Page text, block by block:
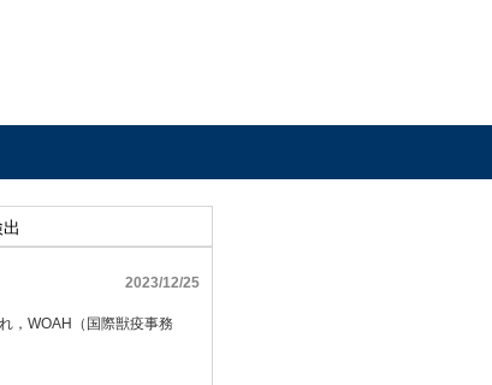
2023/12/25
，WOAH（国際獣疫事務